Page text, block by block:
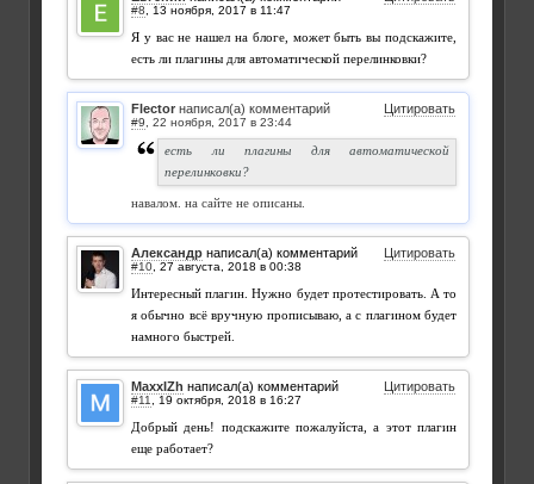
#8,
Я у вас не нашел на блоге, может быть вы подскажите,
есть ли плагины для автоматической перелинковки?
Flector написал(а) комментарий Цитировать
#9,
есть ли плагины для автоматической
перелинковки?
навалом. на сайте не описаны.
Александр написал(а) комментарий Цитировать
#10,
Интересный плагин. Нужно будет протестировать. А то
я обычно всё вручную прописываю, а с плагином будет
намного быстрей.
MaxxIZh написал(а) комментарий Цитировать
#11,
Добрый день! подскажите пожалуйста, а этот плагин
еще работает?